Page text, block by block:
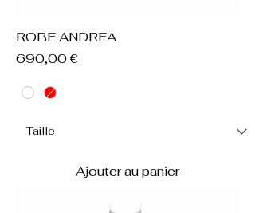
ROBE ANDREA
Prix
690,00 €
Ajouter au panier